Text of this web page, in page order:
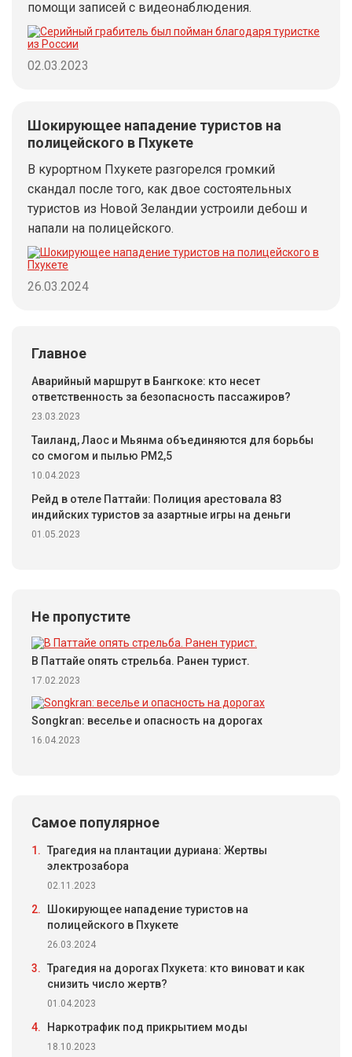
помощи записей с видеонаблюдения.
02.03.2023
Шокирующее нападение туристов на
полицейского в Пхукете
В курортном Пхукете разгорелся громкий
скандал после того, как двое состоятельных
туристов из Новой Зеландии устроили дебош и
напали на полицейского.
26.03.2024
Главное
Аварийный маршрут в Бангкоке: кто несет
ответственность за безопасность пассажиров?
23.03.2023
Таиланд, Лаос и Мьянма объединяются для борьбы
со смогом и пылью PM2,5
10.04.2023
Рейд в отеле Паттайи: Полиция арестовала 83
индийских туристов за азартные игры на деньги
01.05.2023
Не пропустите
В Паттайе опять стрельба. Ранен турист.
17.02.2023
Songkran: веселье и опасность на дорогах
16.04.2023
Самое популярное
1. Трагедия на плантации дуриана: Жертвы
электрозабора
02.11.2023
2.
Шокирующее нападение туристов на
полицейского в Пхукете
26.03.2024
3. Трагедия на дорогах Пхукета: кто виноват и как
снизить число жертв?
01.04.2023
4. Наркотрафик под прикрытием моды
18.10.2023